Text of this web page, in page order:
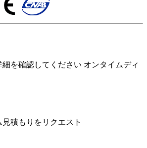
細を確認してください オンタイムディ
見積もりをリクエスト